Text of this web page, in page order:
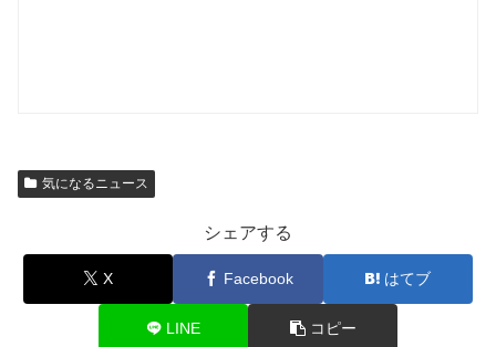
気になるニュース
シェアする
X Facebook はてブ
LINE コピー